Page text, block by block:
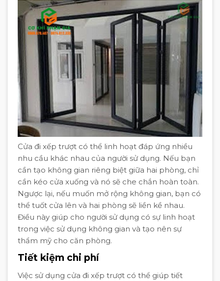
Cửa đi xếp trượt có thể linh hoạt đáp ứng nhiều
nhu cầu khác nhau của người sử dụng. Nếu bạn
cần tạo không gian riêng biệt giữa hai phòng, chỉ
cần kéo cửa xuống và nó sẽ che chắn hoàn toàn.
Ngược lại, nếu muốn mở rộng không gian, bạn có
thể tuốt cửa lên và hai phòng sẽ liền kề nhau.
Điều này giúp cho người sử dụng có sự linh hoạt
trong việc sử dụng không gian và tạo nên sự
thẩm mỹ cho căn phòng.
Tiết kiệm chi phí
Việc sử dụng cửa đi xếp trượt có thể giúp tiết